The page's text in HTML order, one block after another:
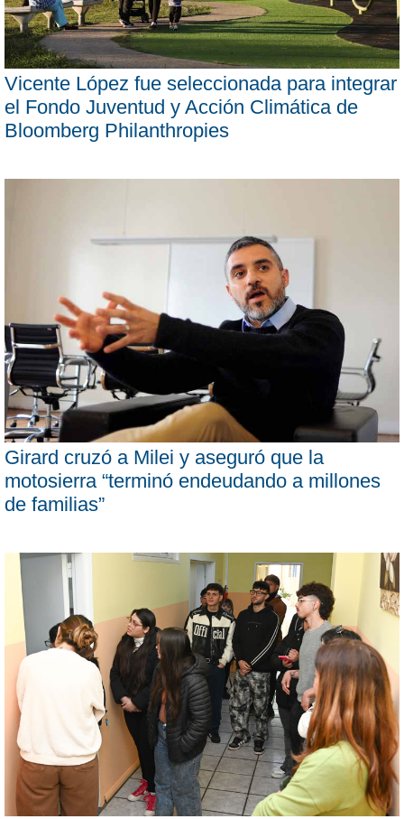
Vicente López fue seleccionada para integrar
el Fondo Juventud y Acción Climática de
Bloomberg Philanthropies
Girard cruzó a Milei y aseguró que la
motosierra “terminó endeudando a millones
de familias”